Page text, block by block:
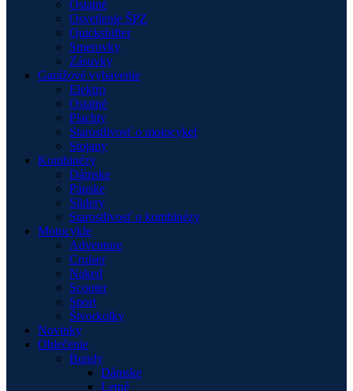
Ostatné
Osvetlenie ŠPZ
Quickshifter
Smerovky
Zásuvky
Garážové vybavenie
Elektro
Ostatné
Plachty
Starostlivosť o motocykel
Stojany
Kombinézy
Dámske
Pánske
Slidery
Starostlivosť o kombinézy
Motocykle
Adventure
Cruiser
Naked
Scooter
Sport
Štvorkolky
Novinky
Oblečenie
Bundy
Dámske
Letné